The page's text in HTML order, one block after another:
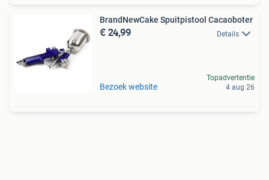
BrandNewCake Spuitpistool Cacaoboter
€ 24,99 Details
Bezoek website
Topadvertentie
4 aug 26